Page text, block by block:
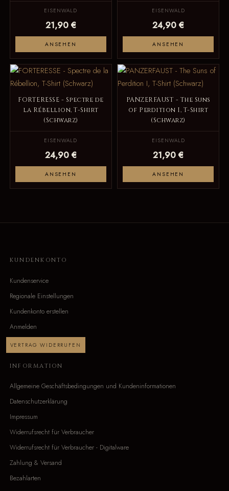
EISENWALD
21,90 €
ANSEHEN
EISENWALD
24,90 €
ANSEHEN
FORTERESSE - Spectre de
la Rébellion, T-Shirt
(Schwarz)
EISENWALD
24,90 €
ANSEHEN
PANZERFAUST - The Suns
of Perdition I, T-Shirt
(Schwarz)
EISENWALD
21,90 €
ANSEHEN
KUNDENKONTO
Kundenservice
Regionale Einstellungen
Kundenkonto erstellen
Anmelden
VERTRAG WIDERRUFEN
INFORMATION
Allgemeine Geschäftsbedingungen und Kundeninformationen
Datenschutzerklärung
Impressum
Widerrufsrecht für Verbraucher
Widerrufsrecht für Verbraucher - Digitalware
Zahlung & Versand
Bezahlarten